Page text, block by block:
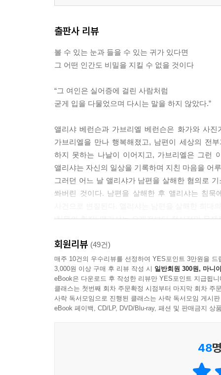
출판사 리뷰
볼 수 있는 눈과 들을 수 있는 귀가 있다면
그 어떤 인간도 비밀을 지킬 수 없을 것이다
“그 여인은 실어증에 걸린 사람처럼
굳게 입을 다물었으며 다시는 말을 하지 않았다.”
앨리샤 베런슨과 가브리엘 베런슨은 화가와 사
가브리엘을 만나 행복해졌고, 남편이 세상의 전
하지 못하는 나날이 이어지고, 가브리엘은 그런
앨리샤는 자신의 일상을 기록하며 지친 마음을 어
그러던 어느 날 앨리샤가 남편을 살해한 혐의로
쏴버린 것이다. 남편을 살해한 후 앨리샤는 침
‘침묵의 환자’ 앨리샤는 오래전부터 정신적인 문
만들고 그녀가 왜 남편을 죽였는지에 대한 수수
그를 끌고 가는데…….
“나는 그이를 완전하고도 완벽하게 사랑했고,
가끔은 그 사랑에 압도되는 것 같은 위협을 느꼈다.
가끔 드는 생각은…….”
알케스티스는 헤라클레스의 도움으로 지옥에서
도널드 위니캇, 그리고 실존주의 철학자 장 폴 사
회원리뷰 (49건)
매주 10건의 우수리뷰를 선정하여 YES포인트 3만원을 드
3,000원 이상 구매 후 리뷰 작성 시 일반회원 300원, 마니
eBook은 다운로드 후 작성한 리뷰만 YES포인트 지급됩니
클래스는 첫번째 회차 주문확정 시점부터 마지막 회차 주
사락 독서모임으로 진행된 클래스는 사락 독서모임 게시
eBook 페이백, CD/LP, DVD/Blu-ray, 패션 및 판매금지 상
48